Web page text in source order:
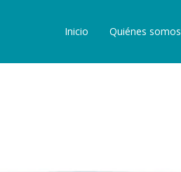
Inicio Quiénes somos